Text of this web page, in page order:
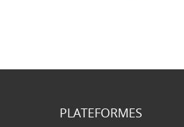
PLATEFORMES